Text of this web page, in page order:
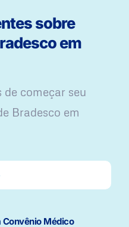
sobre
em
de começar seu
Bradesco em
Convênio Médico